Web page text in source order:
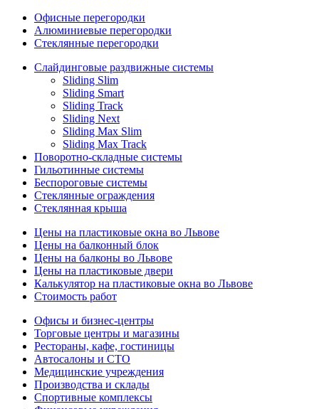
Офисные перегородки
Алюминиевые перегородки
Стеклянные перегородки
Слайдинговые раздвижные системы
Sliding Slim
Sliding Smart
Sliding Track
Sliding Next
Sliding Max Slim
Sliding Max Track
Поворотно-складные системы
Гильотинные системы
Беспороговые системы
Стеклянные ограждения
Стеклянная крыша
Цены на пластиковые окна во Львове
Цены на балконный блок
Цены на балконы во Львове
Цены на пластиковые двери
Калькулятор на пластиковые окна во Львове
Стоимость работ
Офисы и бизнес-центры
Торговые центры и магазины
Рестораны, кафе, гостиницы
Автосалоны и СТО
Медицинские учреждения
Производства и склады
Спортивные комплексы